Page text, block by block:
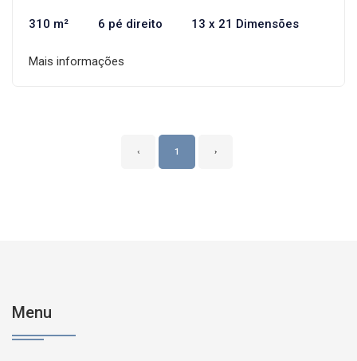
310 m² 6 pé direito 13 x 21 Dimensões
Mais informações
‹ 1 ›
Menu